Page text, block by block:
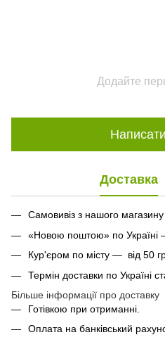
Додайте
Доставка
Самовивіз з нашого
«Новою поштою» по Україні
Кур'єром по місту — від 50
Термін доставки по Україні
Більше інформації про доставку
Готівкою при отриманні.
Оплата на банківський